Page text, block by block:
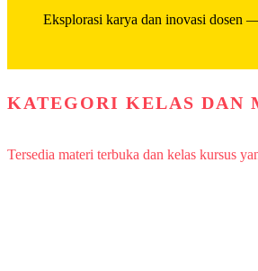
Eksplorasi karya dan inovasi dosen
KATEGORI KELAS DAN
Tersedia materi terbuka dan kelas kursus